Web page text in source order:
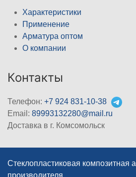
Характеристики
Применение
Арматура оптом
О компании
Контакты
Телефон: +7 924 831-10-38
Email: 89993132280@mail.ru
Доставка в г. Комсомольск
Стеклопластиковая композитная
производителя